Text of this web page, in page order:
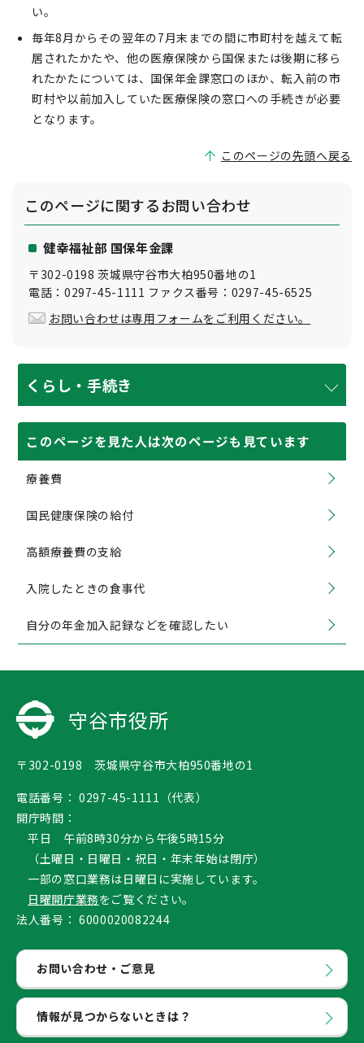
い。
毎年8月からその翌年の7月末までの間に市町村を越えて転
居されたかたや、他の医療保険から国保または後期に移ら
れたかたについては、国保年金課窓口のほか、転入前の市
町村や以前加入していた医療保険の窓口への手続きが必要
となります。
このページの先頭へ戻る
このページに関するお問い合わせ
健幸福祉部 国保年金課
〒302-0198 茨城県守谷市大柏950番地の1
電話：0297-45-1111 ファクス番号：0297-45-6525
お問い合わせは専用フォームをご利用ください。
くらし・手続き
このページを見た人は次のページも見ています
療養費
国民健康保険の給付
高額療養費の支給
入院したときの食事代
自分の年金加入記録などを確認したい
守谷市役所
〒302-0198 茨城県守谷市大柏950番地の1
電話番号： 0297-45-1111（代表）
開庁時間：
平日 午前8時30分から午後5時15分
（土曜日・日曜日・祝日・年末年始は閉庁）
一部の窓口業務は日曜日に実施しています。
日曜開庁業務をご覧ください。
法人番号： 6000020082244
お問い合わせ・ご意見
情報が見つからないときは？